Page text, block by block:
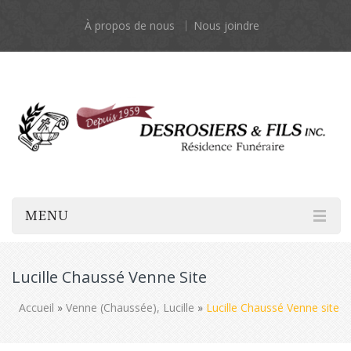
À propos de nous Nous joindre
MENU
Lucille Chaussé Venne Site
Accueil » Venne (Chaussée), Lucille » Lucille Chaussé Venne site